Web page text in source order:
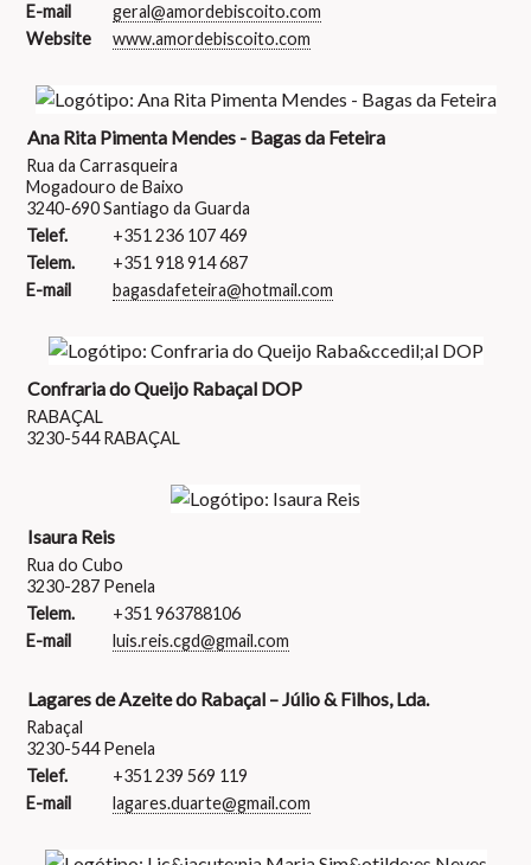
E-mail
geral@amordebiscoito.com
Website
www.amordebiscoito.com
Ana Rita Pimenta Mendes - Bagas da Feteira
Rua da Carrasqueira
Mogadouro de Baixo
3240-690 Santiago da Guarda
Telef.
+351 236 107 469
Telem.
+351 918 914 687
E-mail
bagasdafeteira@hotmail.com
Confraria do Queijo Rabaçal DOP
RABAÇAL
3230-544 RABAÇAL
Isaura Reis
Rua do Cubo
3230-287 Penela
Telem.
+351 963788106
E-mail
luis.reis.cgd@gmail.com
Lagares de Azeite do Rabaçal – Júlio & Filhos, Lda.
Rabaçal
3230-544 Penela
Telef.
+351 239 569 119
E-mail
lagares.duarte@gmail.com